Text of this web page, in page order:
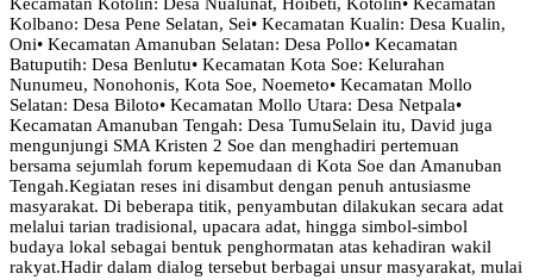
Kecamatan Kotolin: Desa Nualunat, Hoibeti, Kotolin• Kecamatan
Kolbano: Desa Pene Selatan, Sei• Kecamatan Kualin: Desa Kualin,
Oni• Kecamatan Amanuban Selatan: Desa Pollo• Kecamatan
Batuputih: Desa Benlutu• Kecamatan Kota Soe: Kelurahan
Nunumeu, Nonohonis, Kota Soe, Noemeto• Kecamatan Mollo
Selatan: Desa Biloto• Kecamatan Mollo Utara: Desa Netpala•
Kecamatan Amanuban Tengah: Desa TumuSelain itu, David juga
mengunjungi SMA Kristen 2 Soe dan menghadiri pertemuan
bersama sejumlah forum kepemudaan di Kota Soe dan Amanuban
Tengah.Kegiatan reses ini disambut dengan penuh antusiasme
masyarakat. Di beberapa titik, penyambutan dilakukan secara adat
melalui tarian tradisional, upacara adat, hingga simbol-simbol
budaya lokal sebagai bentuk penghormatan atas kehadiran wakil
rakyat.Hadir dalam dialog tersebut berbagai unsur masyarakat, mulai